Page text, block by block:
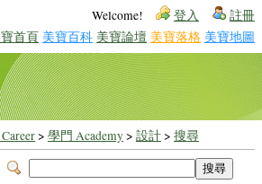
Welcome! 登入 註冊
首頁 美寶百科 美寶論壇 美寶落格 美寶地圖
> 學門 Academy> 設計> 搜尋